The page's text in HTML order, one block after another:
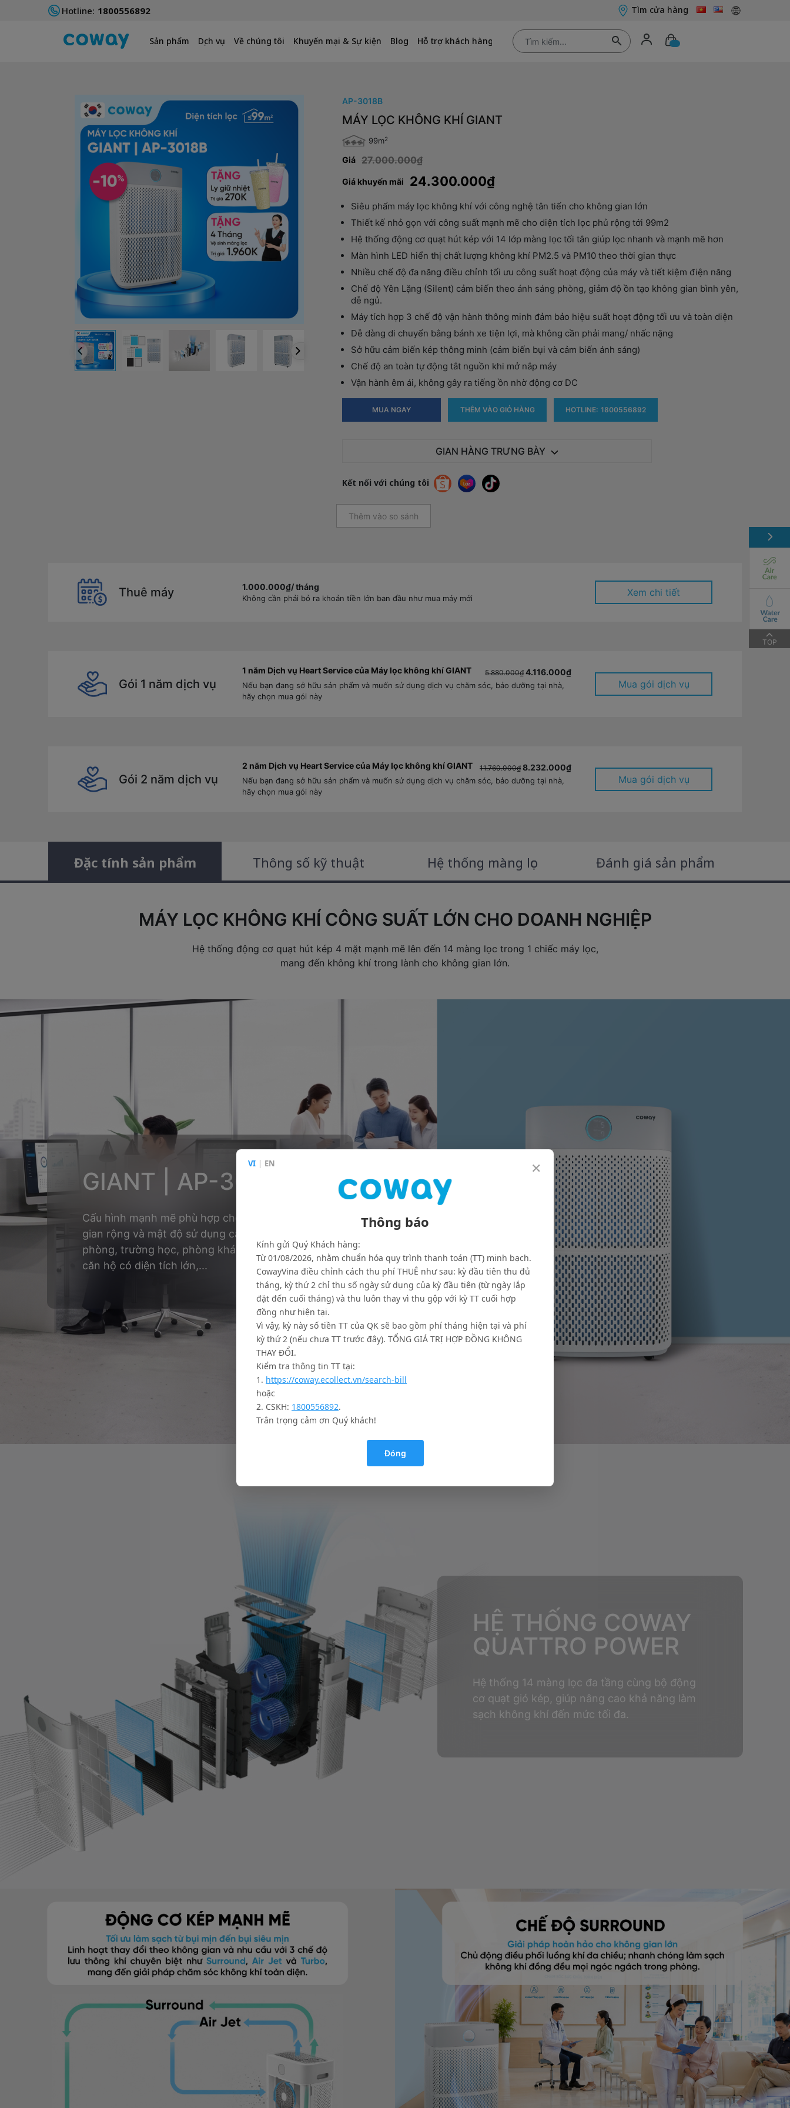
Hotline: 1800556892 Tìm cửa hàng
Sản phẩm Dịch vụ Về chúng tôi Khuyến mại & Sự kiện Blog Hỗ trợ khách hàng
AP-3018B
MÁY LỌC KHÔNG KHÍ GIANT
99m2
Giá 27.000.000₫
Giá khuyến mãi 24.300.000₫
Siêu phẩm máy lọc không khí với công nghệ tân tiến cho không gian lớn
Thiết kế nhỏ gọn với công suất mạnh mẽ cho diện tích lọc phủ rộng tới 99m2
Hệ thống động cơ quạt hút kép với 14 lớp màng lọc tối tân giúp lọc nhanh và mạnh mẽ hơn
Màn hình LED hiển thị chất lượng không khí PM2.5 và PM10 theo thời gian thực
Nhiều chế độ đa năng điều chỉnh tối ưu công suất hoạt động của máy và tiết kiệm điện năng
Chế độ Yên Lặng (Silent) cảm biến theo ánh sáng phòng, giảm độ ồn tạo không gian bình yên,
dễ ngủ.
Máy tích hợp 3 chế độ vận hành thông minh đảm bảo hiệu suất hoạt động tối ưu và toàn diện
Dễ dàng di chuyển bằng bánh xe tiện lợi, mà không cần phải mang/ nhấc nặng
Sở hữu cảm biến kép thông minh (cảm biến bụi và cảm biến ánh sáng)
Chế độ an toàn tự động tắt nguồn khi mở nắp máy
Vận hành êm ái, không gây ra tiếng ồn nhờ động cơ DC
MUA NGAY THÊM VÀO GIỎ HÀNG HOTLINE: 1800556892
GIAN HÀNG TRƯNG BÀY
Kết nối với chúng tôi
Thuê máy 1.000.000₫/ tháng
Không cần phải bỏ ra khoản tiền lớn ban đầu như mua máy mới Xem chi tiết
Gói 1 năm dịch vụ
1 năm Dịch vụ Heart Service của Máy lọc không khí GIANT 5.880.000₫ 4.116.000₫
Nếu bạn đang sở hữu sản phẩm và muốn sử dụng dịch vụ chăm sóc, bảo dưỡng tại nhà,
hãy chọn mua gói này
Mua gói dịch vụ
Gói 2 năm dịch vụ
2 năm Dịch vụ Heart Service của Máy lọc không khí GIANT 11.760.000₫ 8.232.000₫
Nếu bạn đang sở hữu sản phẩm và muốn sử dụng dịch vụ chăm sóc, bảo dưỡng tại nhà,
hãy chọn mua gói này
Mua gói dịch vụ
Đặc tính sản phẩm Thông số kỹ thuật Hệ thống màng lọc Đánh giá sản phẩm
MÁY LỌC KHÔNG KHÍ CÔNG SUẤT LỚN CHO DOANH NGHIỆP
Hệ thống động cơ quạt hút kép 4 mặt mạnh mẽ lên đến 14 màng lọc trong 1 chiếc máy lọc,
mang đến không khí trong lành cho không gian lớn.
GIANT | AP-3018B
Cấu hình mạnh mẽ phù hợp cho các không
gian rộng và mật độ sử dụng cao như văn
phòng, trường học, phòng khám, bệnh viện và
căn hộ có diện tích lớn,...
HỆ THỐNG COWAY
QUATTRO POWER
Hệ thống 14 màng lọc đa tầng cùng bộ động
cơ quạt gió kép, giúp nâng cao khả năng làm
sạch không khí đến mức tối đa.
TOP
VI | EN ×
Thông báo
Kính gửi Quý Khách hàng:
Từ 01/08/2026, nhằm chuẩn hóa quy trình thanh toán (TT) minh bạch.
CowayVina điều chỉnh cách thu phí THUÊ như sau: kỳ đầu tiên thu đủ
tháng, kỳ thứ 2 chỉ thu số ngày sử dụng của kỳ đầu tiên (từ ngày lắp
đặt đến cuối tháng) và thu luôn thay vì thu gộp với kỳ TT cuối hợp
đồng như hiện tại.
Vì vậy, kỳ này số tiền TT của QK sẽ bao gồm phí tháng hiện tại và phí
kỳ thứ 2 (nếu chưa TT trước đây). TỔNG GIÁ TRỊ HỢP ĐỒNG KHÔNG
THAY ĐỔI.
Kiểm tra thông tin TT tại:
1. https://coway.ecollect.vn/search-bill
hoặc
2. CSKH: 1800556892.
Trân trọng cảm ơn Quý khách!
Đóng